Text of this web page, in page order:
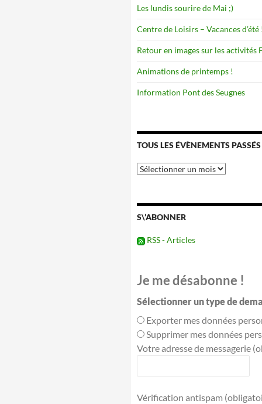
Les lundis sourire de Mai ;)
Centre de Loisirs – Vacances d’été
Retour en images sur les activités
Animations de printemps !
Information Pont des Seugnes
TOUS LES ÉVÈNEMENTS PASSÉS
Tous
les
S\’ABONNER
RSS - Articles
Je me désabonne !
Sélectionner un type de
Exporter mes données
Supprimer mes données
Votre adresse de messagerie
Vérification antispam